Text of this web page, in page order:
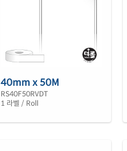
40mm x 50M
RS40F50RVDT
1 라벨 / Roll